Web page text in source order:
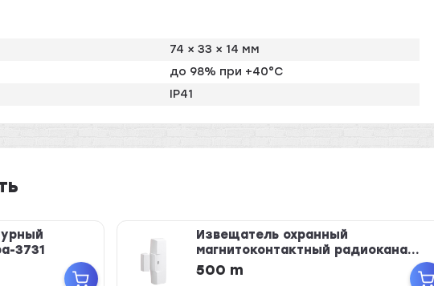
74 × 33 × 14 мм
до 98% при +40°C
IP41
3731
Извещатель охранный
магнитоконтактный радиокана...
500 m